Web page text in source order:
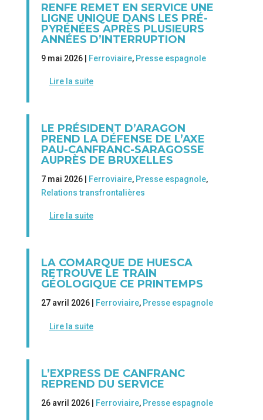
RENFE REMET EN SERVICE UNE
LIGNE UNIQUE DANS LES PRÉ-
PYRÉNÉES APRÈS PLUSIEURS
ANNÉES D’INTERRUPTION
9 mai 2026 | Ferroviaire, Presse espagnole
Lire la suite
LE PRÉSIDENT D’ARAGON
PREND LA DÉFENSE DE L’AXE
PAU-CANFRANC-SARAGOSSE
AUPRÈS DE BRUXELLES
7 mai 2026 | Ferroviaire, Presse espagnole,
Relations transfrontalières
Lire la suite
LA COMARQUE DE HUESCA
RETROUVE LE TRAIN
GÉOLOGIQUE CE PRINTEMPS
27 avril 2026 | Ferroviaire, Presse espagnole
Lire la suite
L’EXPRESS DE CANFRANC
REPREND DU SERVICE
26 avril 2026 | Ferroviaire, Presse espagnole